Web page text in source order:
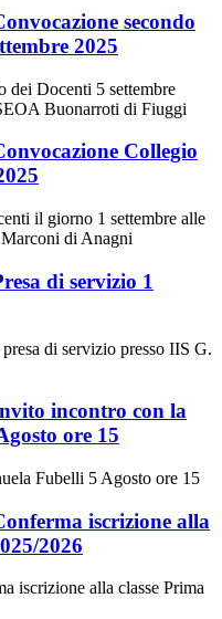
secondo
2025
dei Docenti 5 settembre
Buonarroti di Fiuggi
Collegio
il giorno 1 settembre alle
di Anagni
di servizio 1
di servizio presso IIS G.
incontro con la
ore 15
Fubelli 5 Agosto ore 15
iscrizione alla
2026
iscrizione alla classe Prima